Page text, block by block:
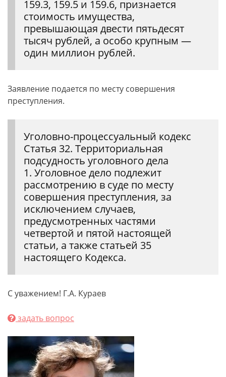
159.3, 159.5 и 159.6, признается
стоимость имущества,
превышающая двести пятьдесят
тысяч рублей, а особо крупным —
один миллион рублей.
Заявление подается по месту совершения
преступления.
Уголовно-процессуальный кодекс
Статья 32. Территориальная
подсудность уголовного дела
1. Уголовное дело подлежит
рассмотрению в суде по месту
совершения преступления, за
исключением случаев,
предусмотренных частями
четвертой и пятой настоящей
статьи, а также статьей 35
настоящего Кодекса.
С уважением! Г.А. Кураев
задать вопрос